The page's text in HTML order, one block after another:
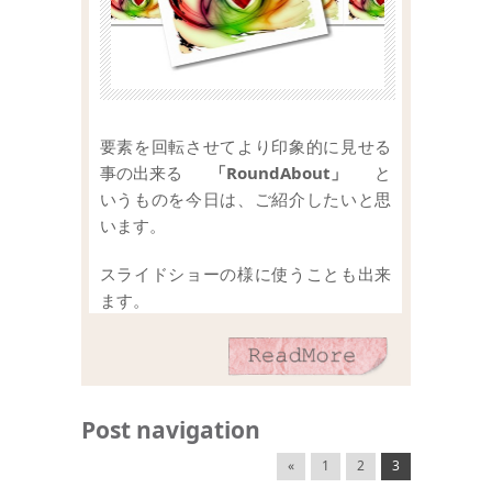
要素を回転させてより印象的に見せる
事の出来る
「RoundAbout」
と
いうものを今日は、ご紹介したいと思
います。
スライドショーの様に使うことも出来
ます。
Post navigation
« 1 2 3